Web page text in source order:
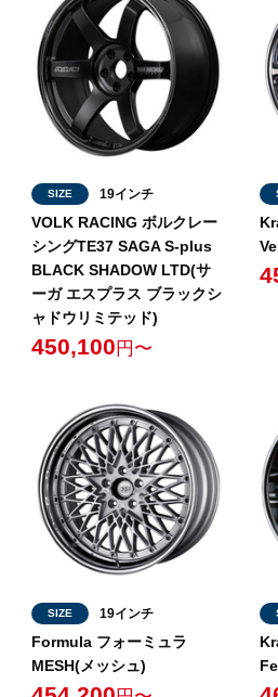
SIZE 19インチ
VOLK RACING ボルクレー
シングTE37 SAGA S-plus
BLACK SHADOW LTD(サ
ーガ エスプラス ブラックシ
ャドウリミテッド)
450,100 円〜
SIZE 19インチ
Formula フォーミュラ
MESH(メッシュ)